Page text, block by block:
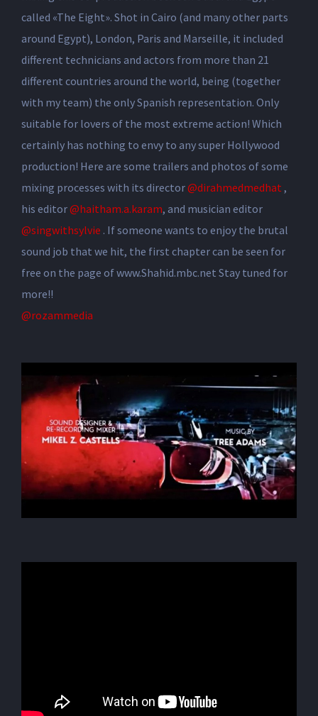
called «The Eight». Shot in Cairo (and many other parts
around Egypt), London, Paris and Marseille, it included
different technicians and actors from more than 21
different countries around the world, being (together
with my team) the only Spanish representation. Only
suitable for lovers of the most extreme action! Which
certainly has nothing to envy to any super Hollywood
production! Here are some trailers and photos of some
mixing processes with its director@dirahmedmedhat ,
his editor@haitham.a.karam, and musician editor
@singwithsylvie . If someone wants to enjoy the brutal
sound job that we hit, the first chapter can be seen for
free on the page of www.Shahid.mbc.net Stay tuned for
more!!
@rozammedia